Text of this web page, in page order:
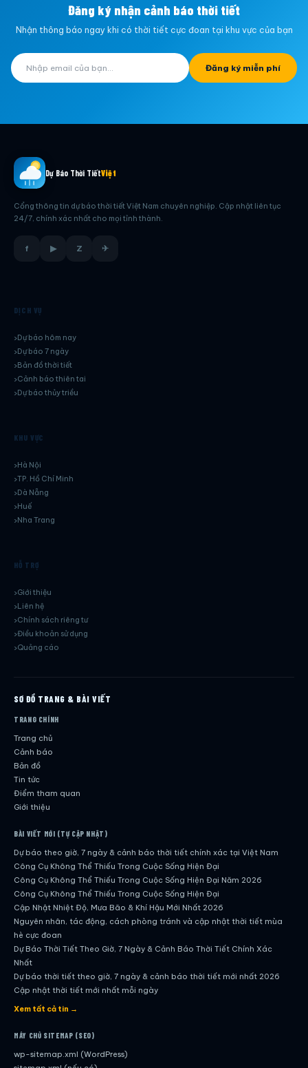
Đăng ký nhận cảnh báo thời tiết
Nhận thông báo ngay khi có thời tiết cực đoan tại khu vực của bạn
Đăng ký miễn phí
Dự Báo Thời TiếtViệt
Cổng thông tin dự báo thời tiết Việt Nam chuyên nghiệp. Cập nhật liên tục
24/7, chính xác nhất cho mọi tỉnh thành.
f ▶ Z ✈
DỊCH VỤ
Dự báo hôm nay
Dự báo 7 ngày
Bản đồ thời tiết
Cảnh báo thiên tai
Dự báo thủy triều
KHU VỰC
Hà Nội
TP. Hồ Chí Minh
Dà Nẵng
Huế
Nha Trang
HỖ TRỢ
Giới thiệu
Liên hệ
Chính sách riêng tư
Điều khoản sử dụng
Quảng cáo
SƠ ĐỒ TRANG & BÀI VIẾT
TRANG CHÍNH
Trang chủ
Cảnh báo
Bản đồ
Tin tức
Điểm tham quan
Giới thiệu
BÀI VIẾT MỚI (TỰ CẬP NHẬT)
Dự báo theo giờ, 7 ngày & cảnh báo thời tiết chính xác tại Việt Nam
Công Cụ Không Thể Thiếu Trong Cuộc Sống Hiện Đại
Công Cụ Không Thể Thiếu Trong Cuộc Sống Hiện Đại Năm 2026
Công Cụ Không Thể Thiếu Trong Cuộc Sống Hiện Đại
Cập Nhật Nhiệt Độ, Mưa Bão & Khí Hậu Mới Nhất 2026
Nguyên nhân, tác động, cách phòng tránh và cập nhật thời tiết mùa
hè cực đoan
Dự Báo Thời Tiết Theo Giờ, 7 Ngày & Cảnh Báo Thời Tiết Chính Xác
Nhất
Dự báo thời tiết theo giờ, 7 ngày & cảnh báo thời tiết mới nhất 2026
Cập nhật thời tiết mới nhất mỗi ngày
Hướng dẫn đầy đủ về dự báo thời tiết hiện đại
Dự Báo Thời Tiết Theo Giờ, 7 Ngày & Cảnh Báo Thời Tiết Chính Xác
Công Cụ Không Thể Thiếu Trong Cuộc Sống Hiện Đại
Xem tất cả tin →
MÁY CHỦ SITEMAP (SEO)
wp-sitemap.xml (WordPress)